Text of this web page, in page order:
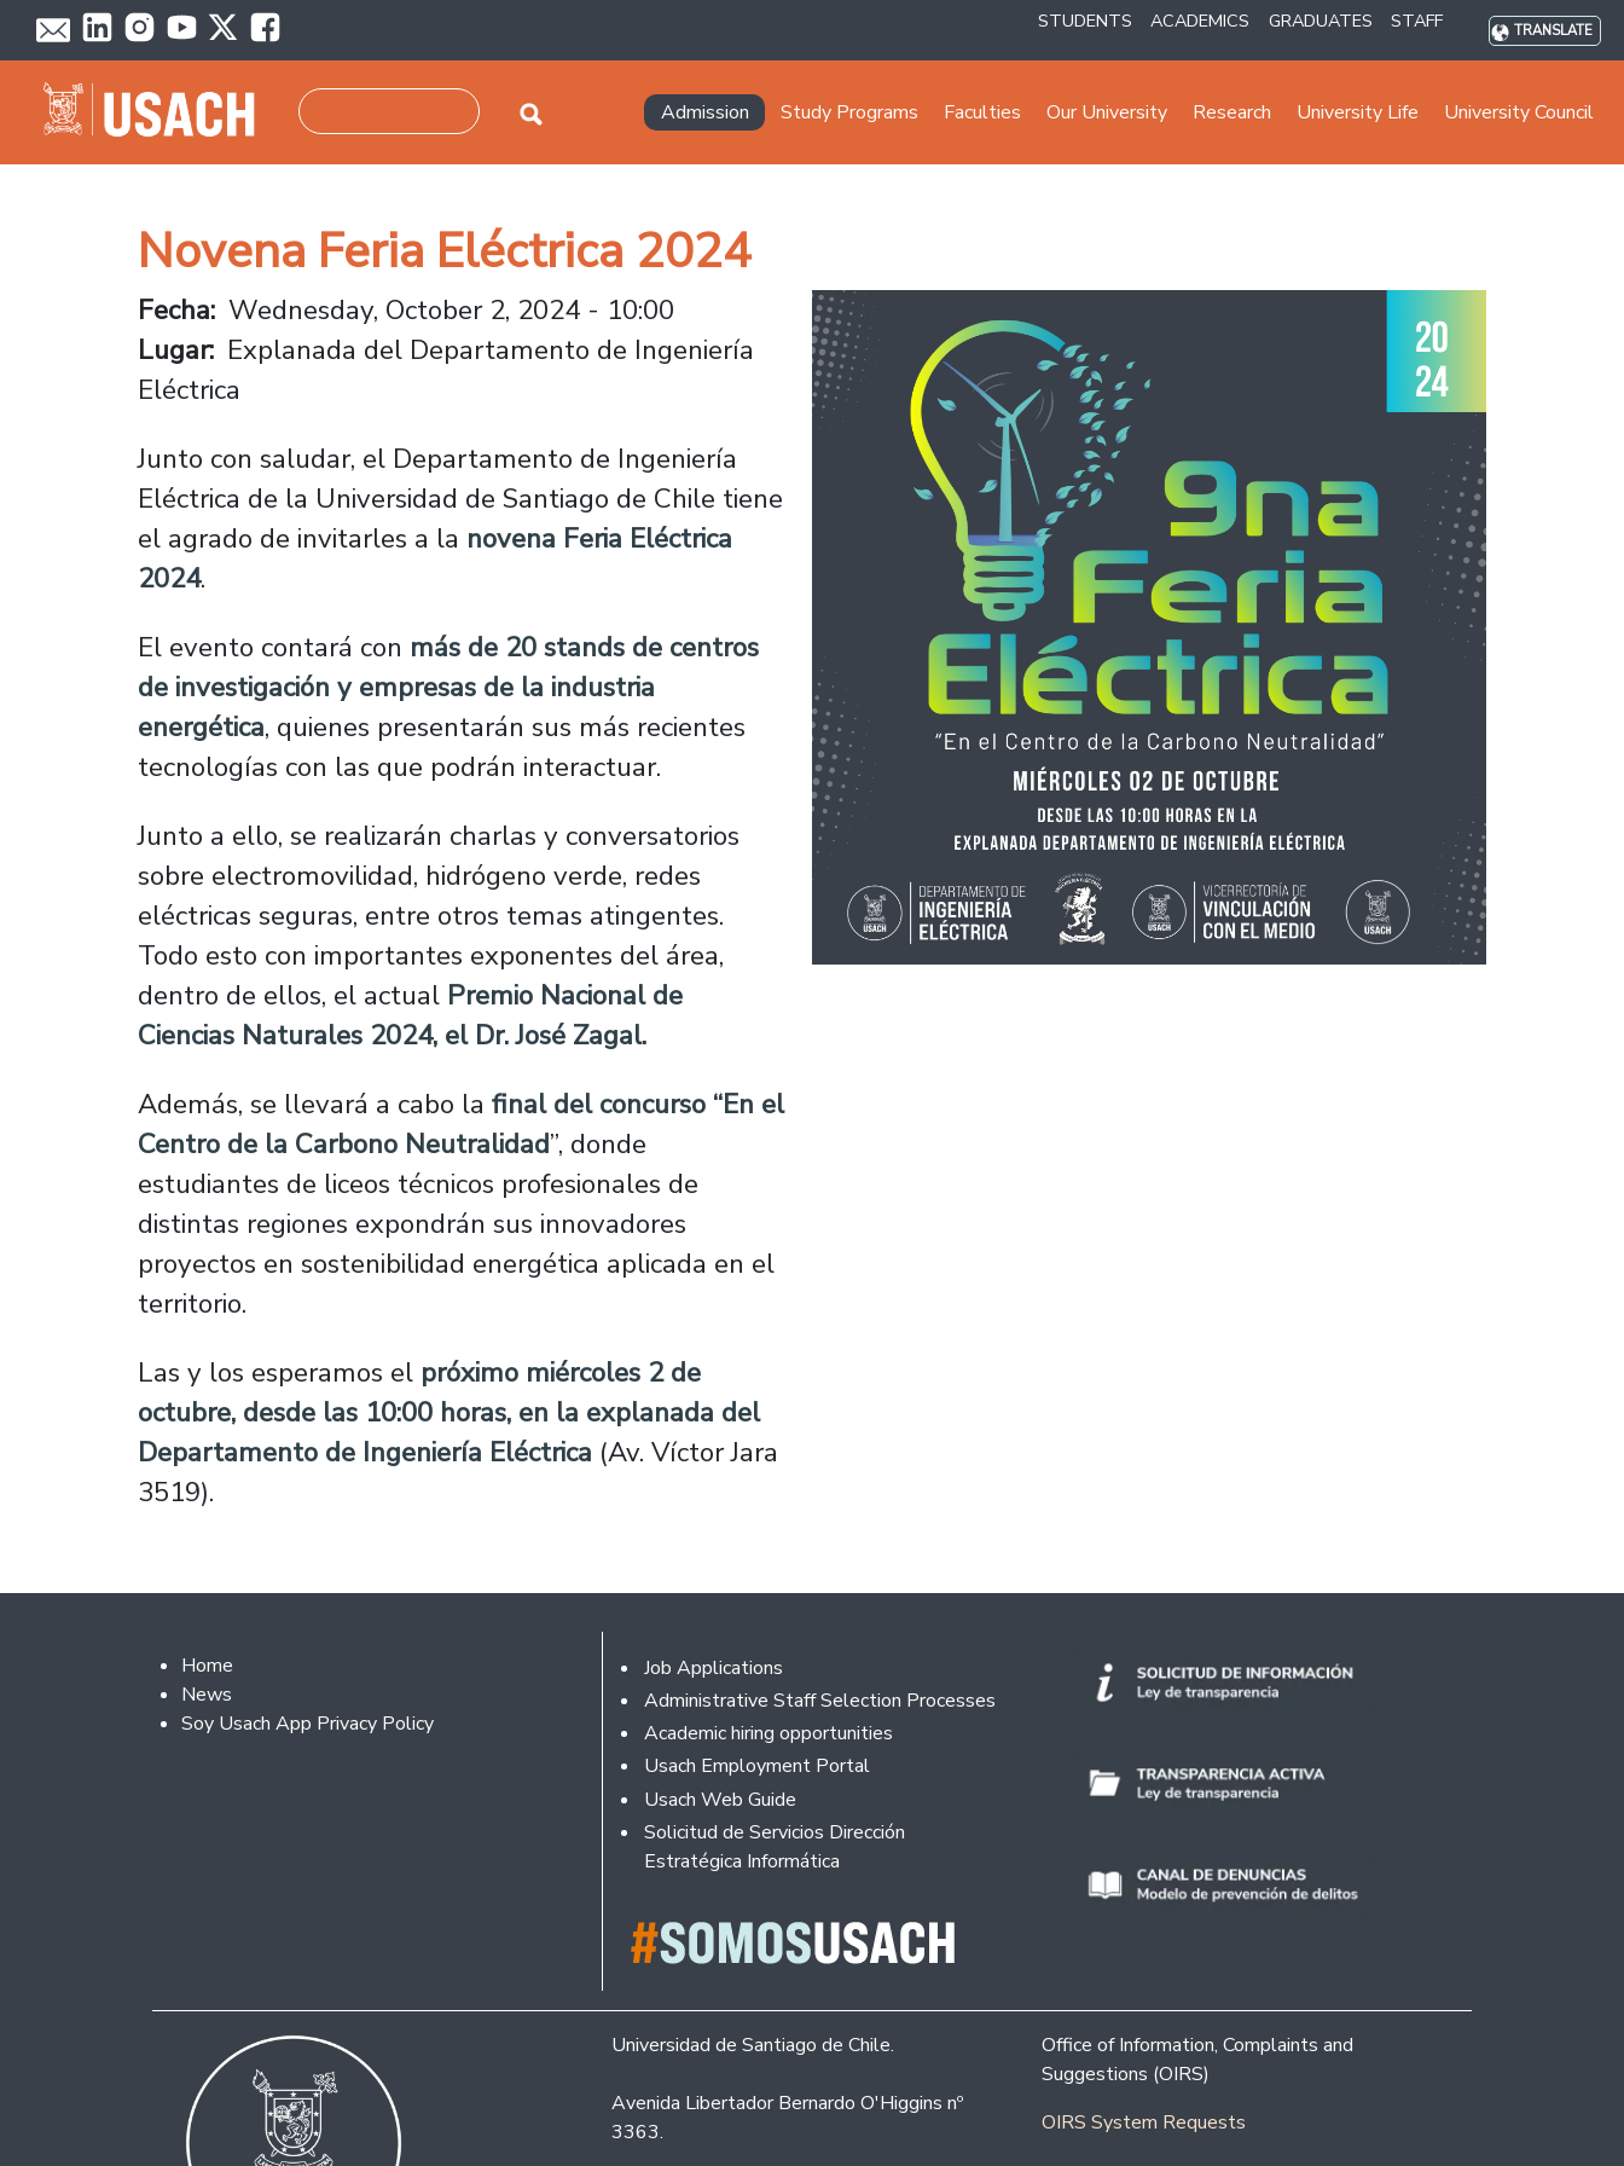
Skip to main content STUDENTS ACADEMICS GRADUATES STAFF TRANSLATE
Navegación principal
Admission Study Programs Faculties Our University Research University Life University Council
Novena Feria Eléctrica 2024
Fecha Wednesday, October 2, 2024 - 10:00
Lugar Explanada del Departamento de Ingeniería
Eléctrica
Junto con saludar, el Departamento de Ingeniería
Eléctrica de la Universidad de Santiago de Chile tiene
el agrado de invitarles a la novena Feria Eléctrica
2024.
El evento contará con más de 20 stands de centros
de investigación y empresas de la industria
energética, quienes presentarán sus más recientes
tecnologías con las que podrán interactuar.
Junto a ello, se realizarán charlas y conversatorios
sobre electromovilidad, hidrógeno verde, redes
eléctricas seguras, entre otros temas atingentes.
Todo esto con importantes exponentes del área,
dentro de ellos, el actual Premio Nacional de
Ciencias Naturales 2024, el Dr. José Zagal.
Además, se llevará a cabo la final del concurso “En el
Centro de la Carbono Neutralidad”, donde
estudiantes de liceos técnicos profesionales de
distintas regiones expondrán sus innovadores
proyectos en sostenibilidad energética aplicada en el
territorio.
Las y los esperamos el próximo miércoles 2 de
octubre, desde las 10:00 horas, en la explanada del
Departamento de Ingeniería Eléctrica (Av. Víctor Jara
3519).
Footer 2
Home
News
Soy Usach App Privacy Policy
Footer
Job Applications
Administrative Staff Selection Processes
Academic hiring opportunities
Usach Employment Portal
Usach Web Guide
Solicitud de Servicios Dirección
Estratégica Informática
Universidad de Santiago de Chile.
Avenida Libertador Bernardo O'Higgins nº
3363.
Office of Information, Complaints and
Suggestions (OIRS)
OIRS System Requests